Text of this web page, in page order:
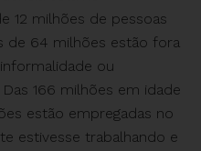
12 milhões de pessoas
de 64 milhões estão fora
ou
166 milhões em idade
estão empregadas no
estivesse trabalhando e